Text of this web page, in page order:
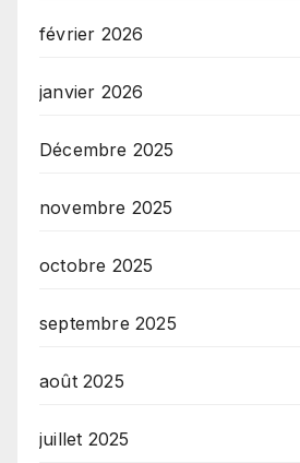
février 2026
janvier 2026
Décembre 2025
novembre 2025
octobre 2025
septembre 2025
août 2025
juillet 2025